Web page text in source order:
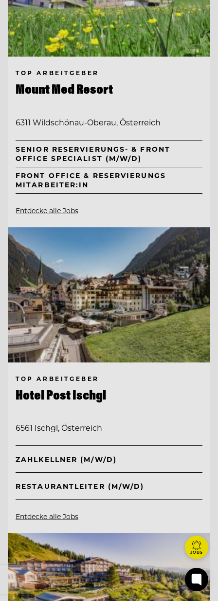
TOP ARBEITGEBER
Mount Med Resort
6311 Wildschönau-Oberau, Österreich
SENIOR RESERVIERUNGS- & FRONT
OFFICE SPECIALIST (M/W/D)
FRONT OFFICE & RESERVIERUNGS
MITARBEITER:IN
Entdecke alle Jobs
TOP ARBEITGEBER
Hotel Post Ischgl
6561 Ischgl, Österreich
ZAHLKELLNER (M/W/D)
RESTAURANTLEITER (M/W/D)
Entdecke alle Jobs
JOBS